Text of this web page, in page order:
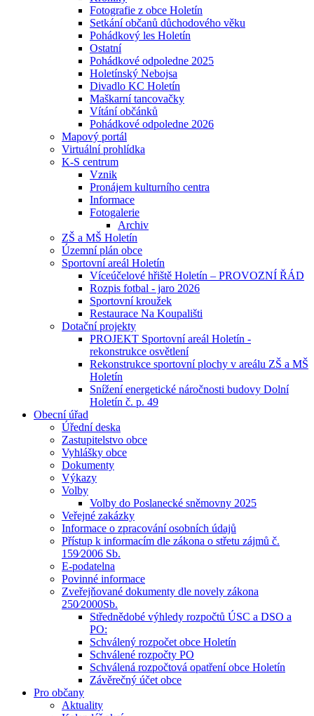
Fotografie z obce Holetín
Setkání občanů důchodového věku
Pohádkový les Holetín
Ostatní
Pohádkové odpoledne 2025
Holetínský Nebojsa
Divadlo KC Holetín
Maškarní tancovačky
Vítání občánků
Pohádkové odpoledne 2026
Mapový portál
Virtuální prohlídka
K-S centrum
Vznik
Pronájem kulturního centra
Informace
Fotogalerie
Archiv
ZŠ a MŠ Holetín
Územní plán obce
Sportovní areál Holetín
Víceúčelové hřiště Holetín – PROVOZNÍ ŘÁD
Rozpis fotbal - jaro 2026
Sportovní kroužek
Restaurace Na Koupališti
Dotační projekty
PROJEKT Sportovní areál Holetín -
rekonstrukce osvětlení
Rekonstrukce sportovní plochy v areálu ZŠ a MŠ
Holetín
Snížení energetické náročnosti budovy Dolní
Holetín č. p. 49
Obecní úřad
Úřední deska
Zastupitelstvo obce
Vyhlášky obce
Dokumenty
Výkazy
Volby
Volby do Poslanecké sněmovny 2025
Veřejné zakázky
Informace o zpracování osobních údajů
Přístup k informacím dle zákona o střetu zájmů č.
159⁄2006 Sb.
E-podatelna
Povinné informace
Zveřejňované dokumenty dle novely zákona
250⁄2000Sb.
Střednědobé výhledy rozpočtů ÚSC a DSO a
PO:
Schválený rozpočet obce Holetín
Schválené rozpočty PO
Schválená rozpočtová opatření obce Holetín
Závěrečný účet obce
Pro občany
Aktuality